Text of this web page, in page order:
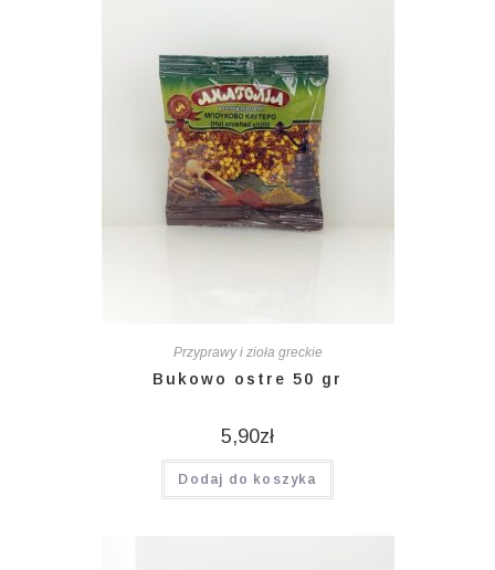
Przyprawy i zioła greckie
Bukowo ostre 50 gr
5,90zł
Dodaj do koszyka